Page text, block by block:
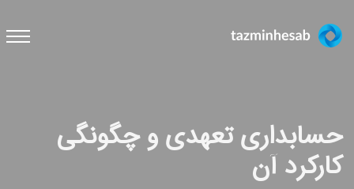
حسابداری تعهدی و چگونگی
کارکرد آن